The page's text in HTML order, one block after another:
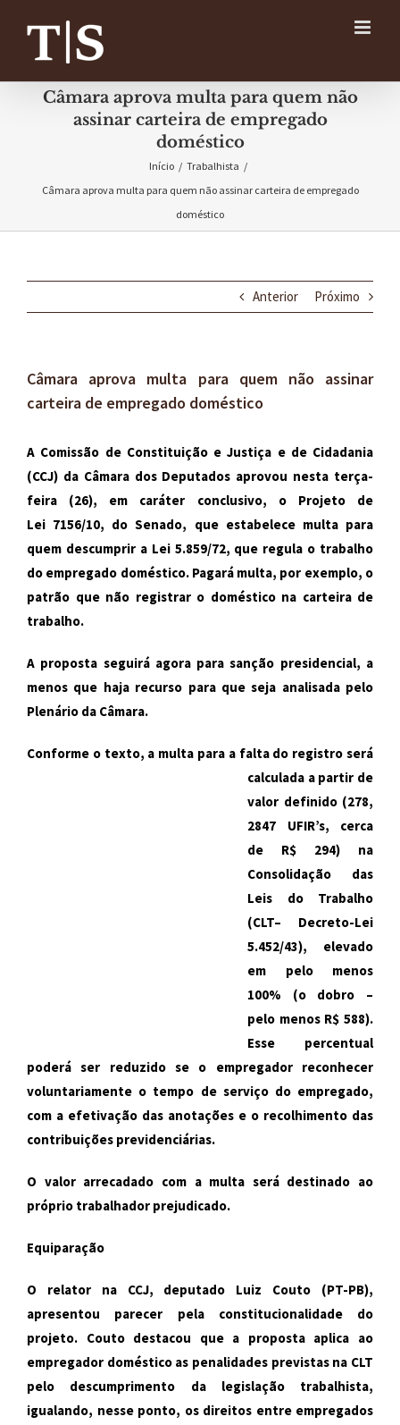
conteúdo
Câmara aprova multa para quem não
assinar carteira de empregado
doméstico
Início / Trabalhista /
Câmara aprova multa para quem não assinar carteira de empregado
doméstico
Anterior Próximo
Câmara aprova multa para quem não assinar
carteira de empregado doméstico
A Comissão de Constituição e Justiça e de Cidadania
(CCJ) da Câmara dos Deputados aprovou nesta terça-
feira (26), em caráter conclusivo, o Projeto de
Lei 7156/10, do Senado, que estabelece multa para
quem descumprir a Lei 5.859/72, que regula o trabalho
do empregado doméstico. Pagará multa, por exemplo, o
patrão que não registrar o doméstico na carteira de
trabalho.
A proposta seguirá agora para sanção presidencial, a
menos que haja recurso para que seja analisada pelo
Plenário da Câmara.
Conforme o texto, a multa para afalta do registro será
calculada a partir de
valor definido (278,
2847 UFIR’s, cerca
de R$ 294) na
Consolidação das
Leis do Trabalho
(CLT– Decreto-Lei
5.452/43), elevado
em pelo menos
100% (o dobro –
pelo menos R$ 588).
Esse percentual
poderá ser reduzido se o empregador reconhecer
voluntariamente o tempo de serviço do empregado,
com a efetivação das anotações e o recolhimento das
contribuições previdenciárias.
O valor arrecadado com a multa será destinado ao
próprio trabalhador prejudicado.
Equiparação
O relator na CCJ, deputado Luiz Couto (PT-PB),
apresentou parecer pela constitucionalidade do
projeto. Couto destacou que a proposta aplica ao
empregador doméstico as penalidades previstas na CLT
pelo descumprimento da legislação trabalhista,
igualando, nesse ponto, os direitos entre empregados